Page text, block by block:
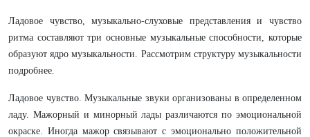
Ладовое чувство, музыкально-слуховые представления и чувство
ритма составляют три основные музыкальные способности, которые
образуют ядро музыкальности. Рассмотрим структуру музыкальности
подробнее.
Ладовое чувство. Музыкальные звуки организованы в определенном
ладу. Мажорный и минорный лады различаются по эмоциональной
окраске. Иногда мажор связывают с эмоционально положительной